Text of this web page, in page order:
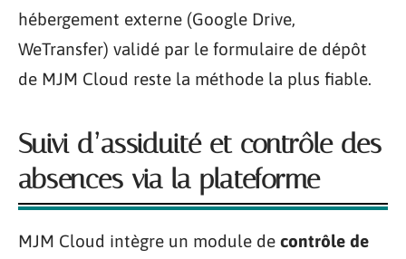
hébergement externe (Google Drive,
WeTransfer) validé par le formulaire de dépôt
de MJM Cloud reste la méthode la plus fiable.
Suivi d’assiduité et contrôle des
absences via la plateforme
MJM Cloud intègre un module de contrôle de